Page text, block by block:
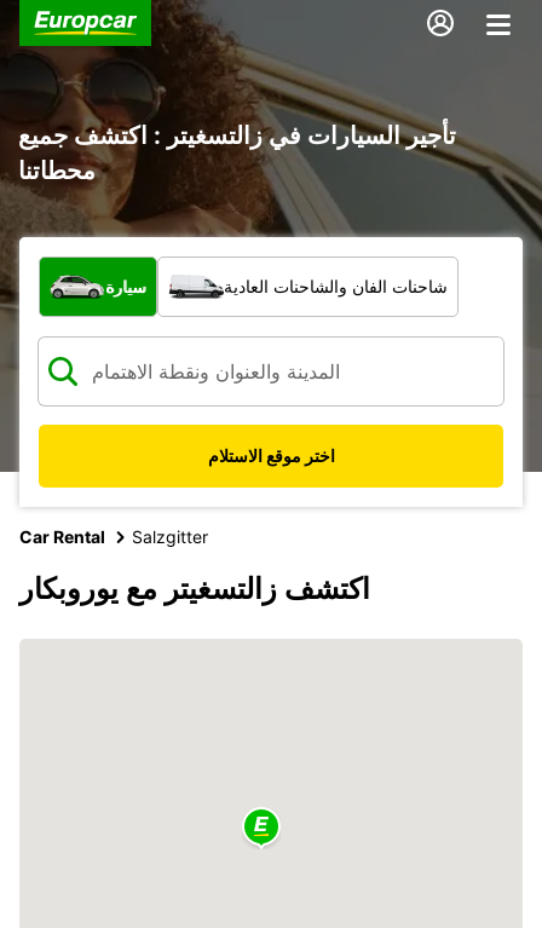
تأجير السيارات في زالتسغيتر : اكتشف جميع
محطاتنا
ما نوع المركبة؟
سيارة شاحنات الفان والشاحنات العادية
اختر موقع الاستلام
Car Rental Salzgitter
اكتشف زالتسغيتر مع يوروبكار